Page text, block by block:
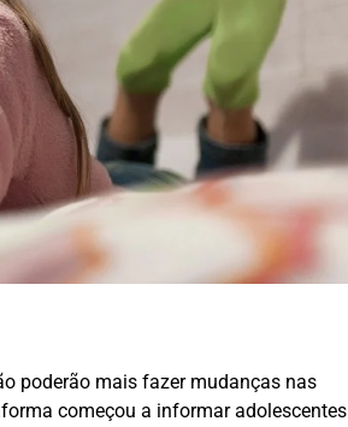
poderão mais fazer mudanças nas
começou a informar adolescentes